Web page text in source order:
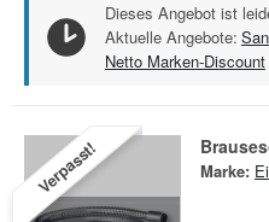
Dieses Angebot ist
Aktuelle Angebote:
Netto Marken-Discount
Verpasst! Marke: